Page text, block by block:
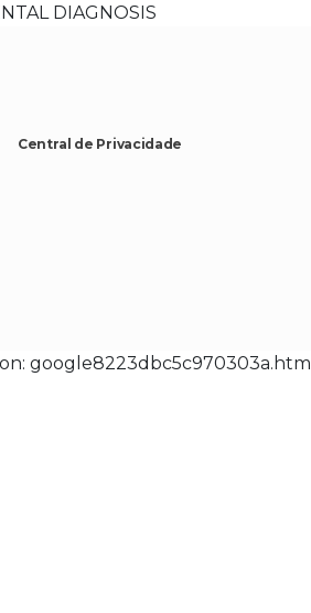
DIAGNOSIS
Central de Privacidade
google8223dbc5c970303a.html